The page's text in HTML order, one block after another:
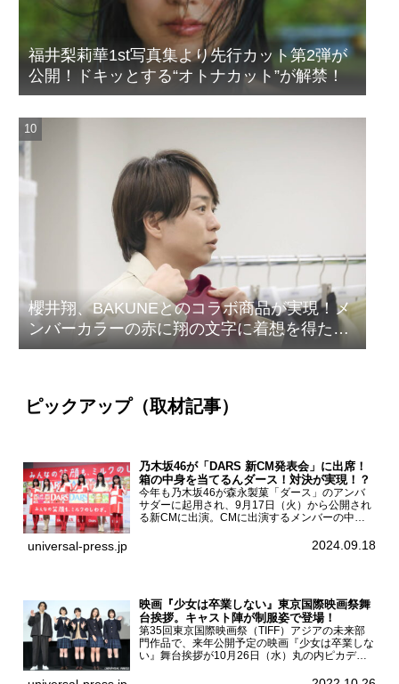
福井梨莉華1st写真集より先行カット第2弾が
公開！ドキッとする“オトナカット”が解禁！
櫻井翔、BAKUNEとのコラボ商品が実現！メ
ンバーカラーの赤に翔の文字に着想を得たデ
ザイン
ピックアップ（取材記事）
乃木坂46が「DARS 新CM発表会」に出席！
箱の中身を当てるんダース！対決が実現！？
今年も乃木坂46が森永製菓「ダース」のアンバ
サダーに起用され、9月17日（火）から公開され
る新CMに出演。CMに出演するメンバーの中か
一ノ瀬美空、菅原咲月が都内にて開催された
universal-press.jp 2024.09.18
映画『少女は卒業しない』東京国際映画祭舞
台挨拶。キャスト陣が制服姿で登場！
第35回東京国際映画祭（TIFF）アジアの未来部
門作品で、来年公開予定の映画『少女は卒業しな
い』舞台挨拶が10月26日（水）丸の内ピカデリ
宮山莉渚、中井友望、監督の中川駿が登壇。映画